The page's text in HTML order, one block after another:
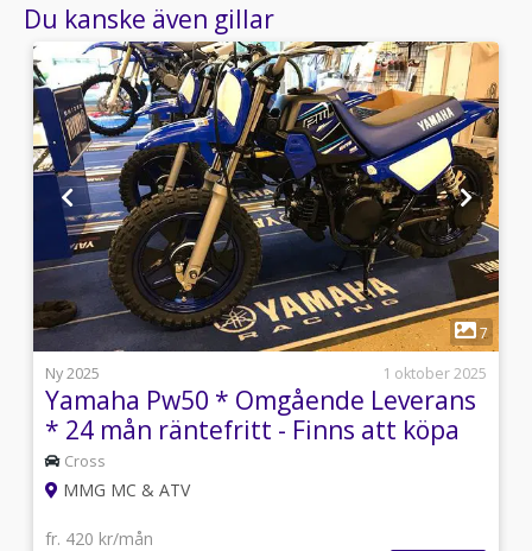
Du kanske även gillar
1
7
Ny 2025
1 oktober 2025
Yamaha Pw50 * Omgående Leverans
* 24 mån räntefritt - Finns att köpa
stCross
MMG MC & ATV
fr. 420 kr/mån